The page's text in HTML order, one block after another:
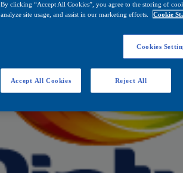
By clicking “Accept All Cookies”, you agree to the storing of
analyze site usage, and assist in our marketing efforts.
Cookie
Cookies
Reject All
Accept All Cookies